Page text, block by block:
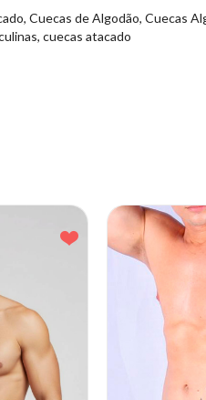
Cuecas de Algodão, Cuecas
cuecas atacado